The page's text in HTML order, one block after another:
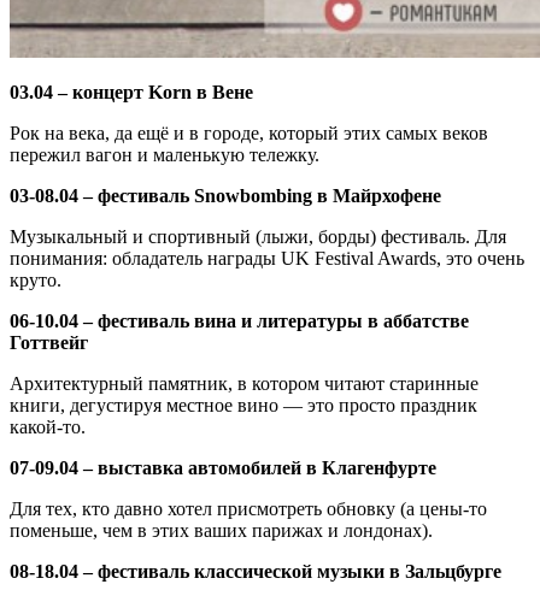
03.04 – концерт Korn в Вене
Рок на века, да ещё и в городе, который этих самых веков
пережил вагон и маленькую тележку.
03-08.04 – фестиваль Snowbombing в Майрхофене
Музыкальный и спортивный (лыжи, борды) фестиваль. Для
понимания: обладатель награды UK Festival Awards, это очень
круто.
06-10.04 – фестиваль вина и литературы в аббатстве
Готтвейг
Архитектурный памятник, в котором читают старинные
книги, дегустируя местное вино — это просто праздник
какой-то.
07-09.04 – выставка автомобилей в Клагенфурте
Для тех, кто давно хотел присмотреть обновку (а цены-то
поменьше, чем в этих ваших парижах и лондонах).
08-18.04 – фестиваль классической музыки в Зальцбурге